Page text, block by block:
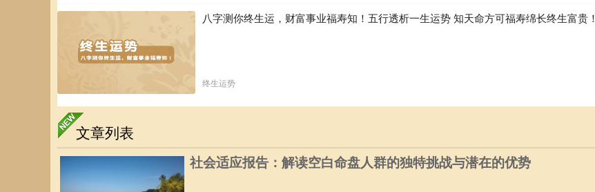
八字测你终生运，财富事业福寿知！五行透析一生运势 知天命方可福寿绵长终生富贵！
终生运势
文章列表
社会适应报告：解读空白命盘人群的独特挑战与潜在的优势